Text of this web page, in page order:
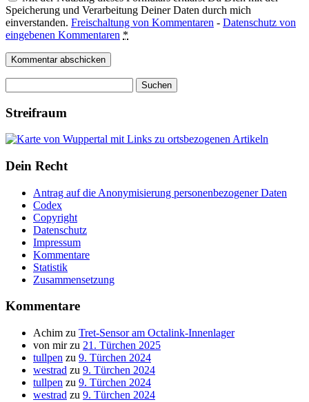
Speicherung und Verarbeitung Deiner Daten durch mich
einverstanden. Freischaltung von Kommentaren - Datenschutz von
eingebenen Kommentaren *
nach:
Streifraum
Dein Recht
Antrag auf die Anonymisierung personenbezogener Daten
Codex
Copyright
Datenschutz
Impressum
Kommentare
Statistik
Zusammensetzung
Kommentare
Achim zu Tret-Sensor am Octalink-Innenlager
von mirzu 21. Türchen 2025
tullpen zu 9. Türchen 2024
westrad zu 9. Türchen 2024
tullpen zu 9. Türchen 2024
westrad zu 9. Türchen 2024